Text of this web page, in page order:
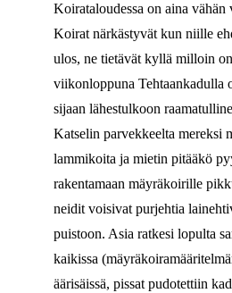
Koirataloudessa on aina vähän
Koirat närkästyvät kun niille
ulos, ne tietävät kyllä milloin
viikonloppuna Tehtaankadulla
sijaan lähestulkoon
Katselin parvekkeelta mereksi
lammikoita ja mietin pitääkö
rakentamaan mäyräkoirille
neidit voisivat purjehtia
puistoon. Asia ratkesi lopulta
kaikissa
äärisäissä, pissat pudotettiin